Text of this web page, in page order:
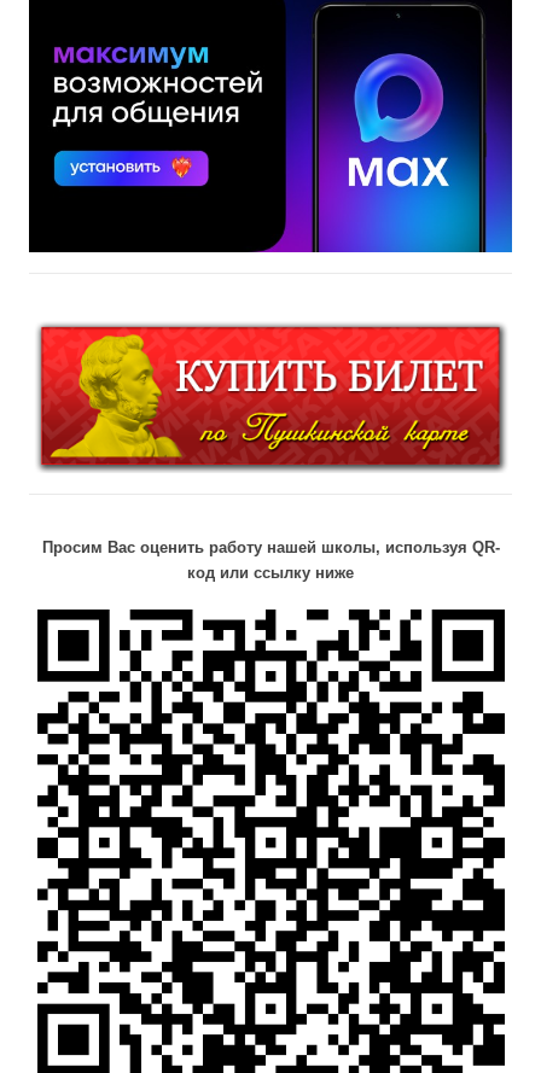
Просим Вас оценить работу нашей школы, используя QR-
код или ссылку ниже